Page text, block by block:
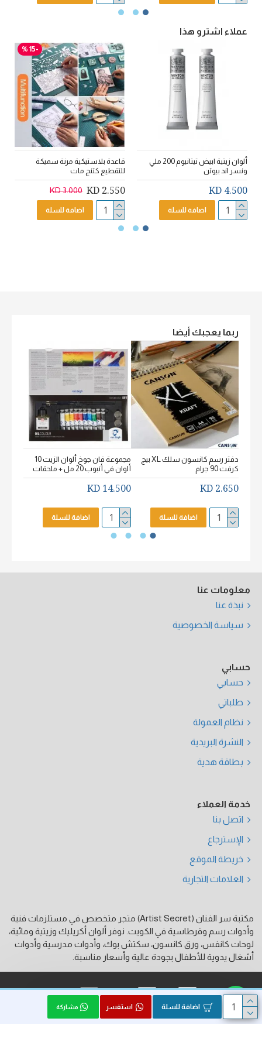
اضافة للسلة استفسر مشاركة
عملاء اشترو هذا
ألوان زيتية ابيض تيتانيوم 200 ملي
ونسر اند بيوتن
4.500 KD
اضافة للسلة
-15 %
قاعدة بلاستيكية مرنة سميكة
للتقطيع كتنج مات
2.550 KD
3.000 KD
اضافة للسلة
ربما يعجبك أيضا
دفتر رسم كانسون سلك XL بيج
كرفت 90 جرام
2.650 KD
اضافة للسلة
مجموعة فان جوخ ألوان الزيت 10
ألوان في أنبوب 20 مل + ملحقات
14.500 KD
اضافة للسلة
معلومات عنا
نبذة عنا
سياسة الخصوصية
حسابي
حسابي
طلباتي
نظام العمولة
النشرة البريدية
بطاقة هدية
خدمة العملاء
اتصل بنا
الإسترجاع
خريطة الموقع
العلامات التجارية
مكتبة سر الفنان (Artist Secret) متجر متخصص في مستلزمات فنية
وأدوات رسم وقرطاسية في الكويت. نوفر ألوان أكريليك وزيتية ومائية،
لوحات كانفس، ورق كانسون، سكتش بوك، وأدوات مدرسية وأدوات
أشغال يدوية للأطفال بجودة عالية وأسعار مناسبة.
الحقوق محفوظة © 2026, Artist Secret, بواسطة HK